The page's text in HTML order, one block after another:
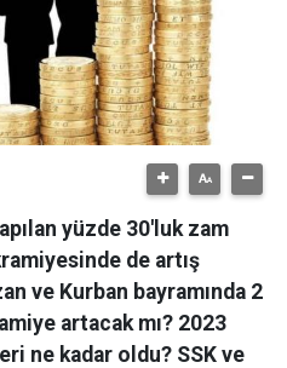
yüzde 30'luk zam
de artış
ve Kurban bayramında 2
artacak mı? 2023
ne kadar oldu? SSK ve